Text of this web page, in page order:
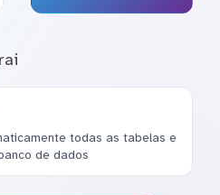
todas as tabelas e
de dados